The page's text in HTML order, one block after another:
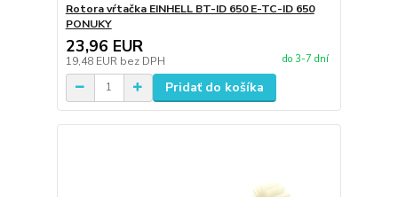
Rotora vŕtačka EINHELL BT-ID 650 E-TC-ID 650
PONUKY
23,96 EUR
19,48 EUR bez DPH do 3-7 dní
Pridať do košíka